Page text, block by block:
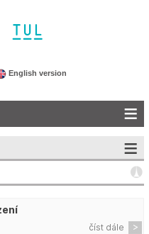
English version
číst dále